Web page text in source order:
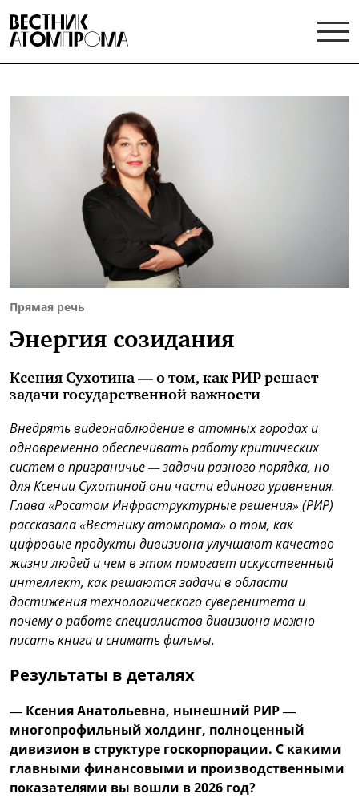
Прямая речь
Энергия созидания
Ксения Сухотина — о том, как РИР решает
задачи государственной важности
Внедрять видеонаблюдение в атомных городах и
одновременно обеспечивать работу критических
систем в приграничье — задачи разного порядка, но
для Ксении Сухотиной они части единого уравнения.
Глава «Росатом Инфраструктурные решения» (РИР)
рассказала «Вестнику атомпрома» о том, как
цифровые продукты дивизиона улучшают качество
жизни людей и чем в этом помогает искусственный
интеллект, как решаются задачи в области
достижения технологического суверенитета и
почему о работе специалистов дивизиона можно
писать книги и снимать фильмы.
Результаты в деталях
— Ксения Анатольевна, нынешний РИР —
многопрофильный холдинг, полноценный
дивизион в структуре госкорпорации. С какими
главными финансовыми и производственными
показателями вы вошли в 2026 год?